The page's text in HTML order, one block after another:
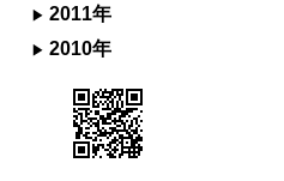
2011年
2010年